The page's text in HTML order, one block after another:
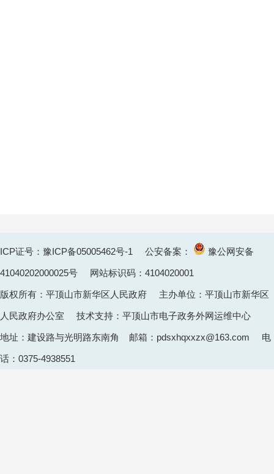
ICP证号：豫ICP备05005462号-1 公安备案： 豫公网安备
41040202000025号 网站标识码：4104020001
版权所有：平顶山市新华区人民政府 主办单位：平顶山市新华区
人民政府办公室 技术支持：平顶山市电子政务外网运维中心
地址：建设路与光明路东南角 邮箱：pdsxhqxxzx@163.com 电
话：0375-4938551